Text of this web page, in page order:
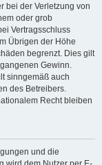
bei der Verletzung von
oder grob
Vertragsschluss
Übrigen der Höhe
begrenzt. Dies gilt
Gewinn.
sinngemäß auch
des Betreibers.
Recht bleiben
und die